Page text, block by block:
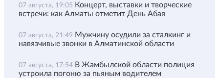
07 августа, 19:05 Концерт, выставки и творческие
встречи: как Алматы отметит День Абая
07 августа, 21:49 Мужчину осудили за сталкинг и
навязчивые звонки в Алматинской области
07 августа, 17:54 В Жамбылской области полиция
устроила погоню за пьяным водителем